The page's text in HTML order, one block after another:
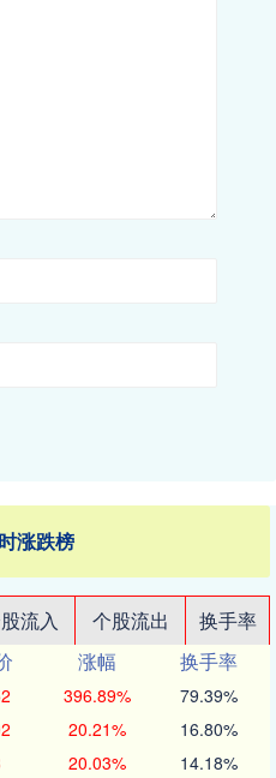
涨跌榜
流入 个股流出
换手率
涨幅
换手率
396.89% 79.39%
20.21% 16.80%
20.03% 14.18%